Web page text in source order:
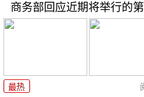
商务部回应近期将举行的
最热